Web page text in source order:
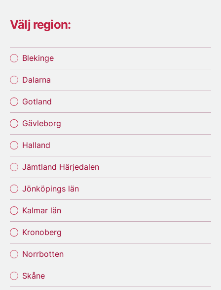
Välj region:
Blekinge
Dalarna
Gotland
Gävleborg
Halland
Jämtland Härjedalen
Jönköpings län
Kalmar län
Kronoberg
Norrbotten
Skåne